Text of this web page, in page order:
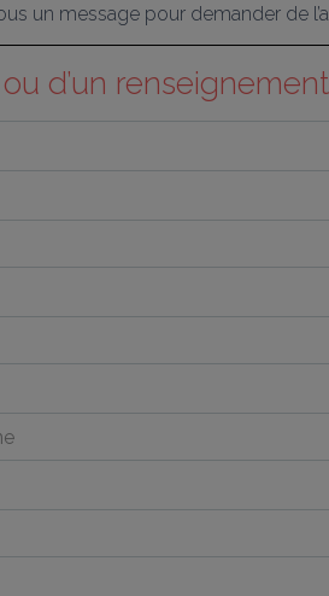
un message pour demander de
d’un